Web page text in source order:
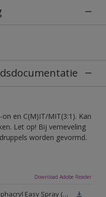
en C(M)IT/MIT(3:1). Kan
Let op! Bij verneveling
worden gevormd.
Download Adobe Reader
Technisch Informatieblad Alphacryl Easy Spray (PDF)